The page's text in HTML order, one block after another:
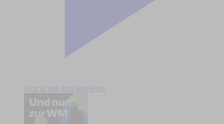
Jetzt in der App abspielen